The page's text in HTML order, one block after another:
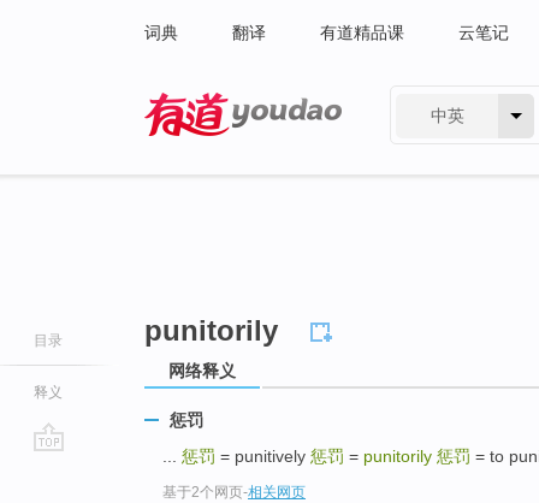
词典 翻译 有道精品课 云笔记
中英
目录
释义
punitorily
网络释义
惩罚
惩罚 = punitively 惩罚 = punitorily 惩罚 = to
基于2个网页-相关网页